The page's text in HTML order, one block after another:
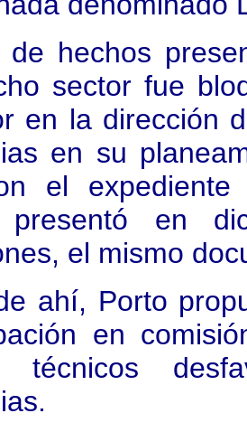
hechos
sector fue
en la dirección
en su
el
presentó en
el mismo
ahí, Porto
en
técnicos